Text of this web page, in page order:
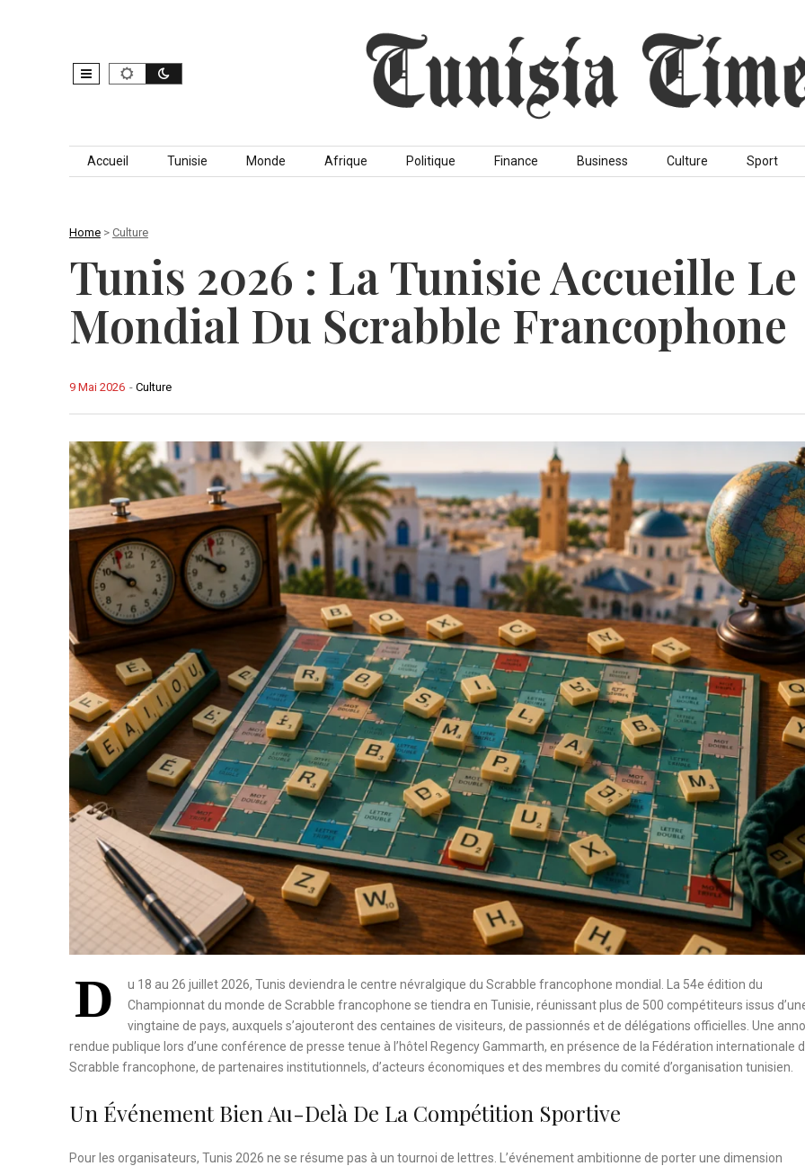
Skip to content
Accueil Tunisie Monde Afrique Politique Finance Business Culture Sport
Home > Culture
Tunis 2026 : La Tunisie Accueille Le
Mondial Du Scrabble Francophone
- Culture
9 Mai 2026
D
u 18 au 26 juillet 2026, Tunis deviendra le centre névralgique du Scrabble francophone mondial. La 54e édition du
Championnat du monde de Scrabble francophone se tiendra en Tunisie, réunissant plus de 500 compétiteurs issus
vingtaine de pays, auxquels s’ajouteront des centaines de visiteurs, de passionnés et de délégations officielles. Une
rendue publique lors d’une conférence de presse tenue à l’hôtel Regency Gammarth, en présence de la Fédération internationale
Scrabble francophone, de partenaires institutionnels, d’acteurs économiques et des membres du comité d’organisation tunisien.
Un Événement Bien Au-Delà De La Compétition Sportive
Pour les organisateurs, Tunis 2026 ne se résume pas à un tournoi de lettres. L’événement ambitionne de porter une dimension